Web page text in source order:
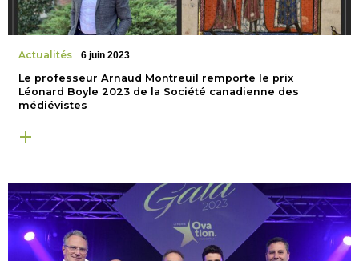
Actualités 6 juin 2023
Le professeur Arnaud Montreuil remporte le prix
Léonard Boyle 2023 de la Société canadienne des
médiévistes